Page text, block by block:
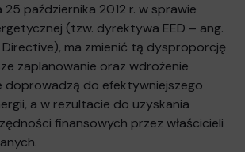
25 października 2012 r. w sprawie
(tzw. dyrektywa EED – ang.
ma zmienić tą dysproporcję
zaplanowanie oraz wdrożenie
doprowadzą do efektywniejszego
a w rezultacie do uzyskania
finansowych przez właścicieli